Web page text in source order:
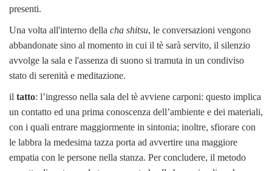
presenti.
Una volta all'interno della cha shitsu, le conversazioni vengono
abbandonate sino al momento in cui il tè sarà servito, il silenzio
avvolge la sala e l'assenza di suono si tramuta in un condiviso
stato di serenità e meditazione.
il tatto: l’ingresso nella sala del tè avviene carponi: questo implica
un contatto ed una prima conoscenza dell’ambiente e dei materiali,
con i quali entrare maggiormente in sintonia; inoltre, sfiorare con
le labbra la medesima tazza porta ad avvertire una maggiore
empatia con le persone nella stanza. Per concludere, il metodo